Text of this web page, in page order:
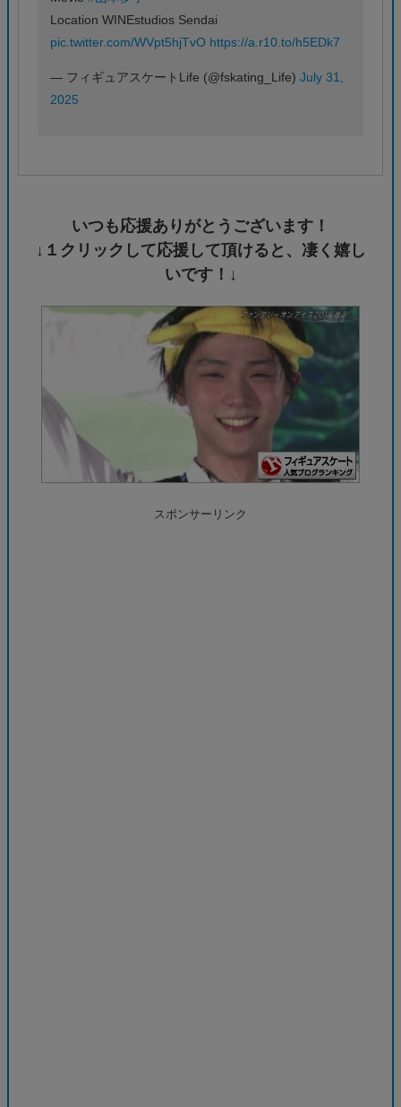
Location WINEstudios Sendai
pic.twitter.com/WVpt5hjTvO https://a.r10.to/h5EDk7
— フィギュアスケートLife (@fskating_Life) July 31,
2025
いつも応援ありがとうございます！
↓１クリックして応援して頂けると、凄く嬉し
いです！↓
スポンサーリンク